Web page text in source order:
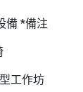
備 *備注
工作坊